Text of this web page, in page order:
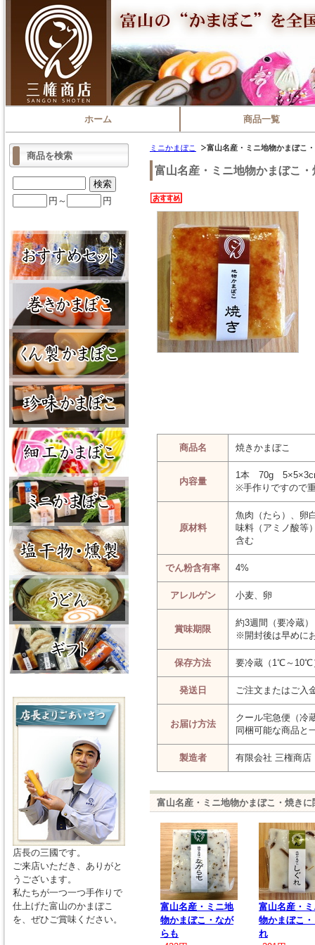
ホーム 商品一覧
ミニかまぼこ 富山名産・ミニ地物かまぼこ
富山名産・ミニ地物かまぼこ・
商品名 焼きかまぼこ
内容量
1本 70g
※手作りですので
原材料
魚肉（たら）、卵
味料（アミノ酸等
含む
でん粉含有率 4%
アレルゲン 小麦、卵
賞味期限
約3週間（要冷蔵）
※開封後は早めに
保存方法 要冷蔵（1℃～10℃
発送日 ご注文またはご入
お届け方法
クール宅急便（冷
同梱可能な商品と
製造者 有限会社 三権商店
富山名産・ミニ地物かまぼこ・焼きに
富山名産・ミニ地
物かまぼこ・なが
らも
富山名産・
物かまぼこ
れ
商品を検索
円～ 円
店長の三國です。
ご来店いただき、ありがと
うございます。
私たちが一つ一つ手作りで
仕上げた富山のかまぼこ
を、ぜひご賞味ください。